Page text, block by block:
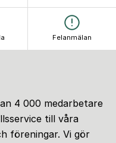
Felanmälan
4 000 medarbetare
till våra
föreningar. Vi gör